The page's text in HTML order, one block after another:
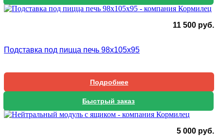
11 500 руб.
Подставка под пицца печь 98х105х95
Подробнее
Быстрый заказ
5 000 руб.